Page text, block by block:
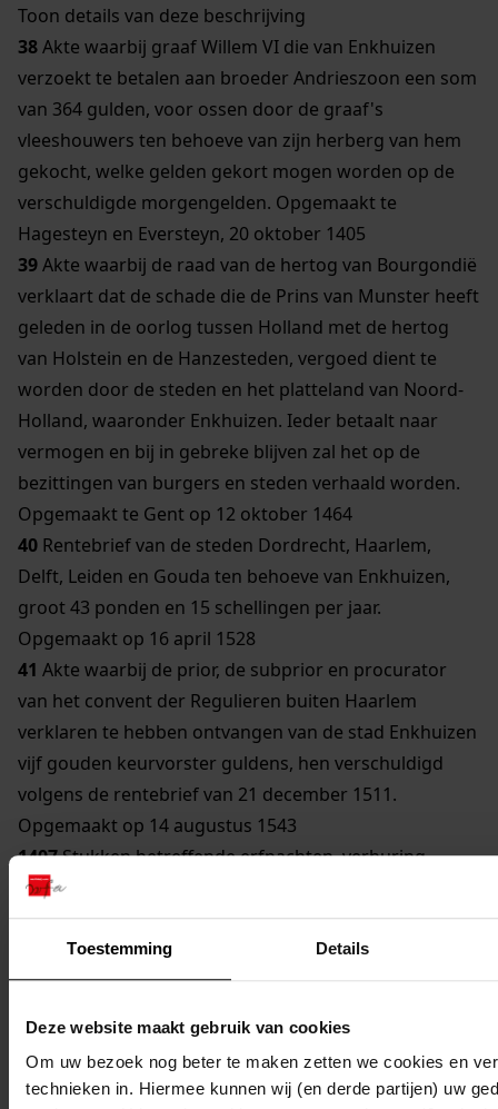
Toestemming Details
Deze website maakt gebruik van cookies
Om uw bezoek nog beter te maken zetten we cookies en
technieken in. Hiermee kunnen wij (en derde partijen) uw
Toon details van deze beschrijving
38Akte waarbij graaf Willem VI die van Enkhuizen
verzoekt te betalen aan broeder Andrieszoon een som
van 364 gulden, voor ossen door de graaf's
vleeshouwers ten behoeve van zijn herberg van hem
gekocht, welke gelden gekort mogen worden op de
verschuldigde morgengelden. Opgemaakt te
Hagesteyn en Eversteyn, 20 oktober 1405
39Akte waarbij de raad van de hertog van Bourgondië
verklaart dat de schade die de Prins van Munster heeft
geleden in de oorlog tussen Holland met de hertog
van Holstein en de Hanzesteden, vergoed dient te
worden door de steden en het platteland van Noord-
Holland, waaronder Enkhuizen. Ieder betaalt naar
vermogen en bij in gebreke blijven zal het op de
bezittingen van burgers en steden verhaald worden.
Opgemaakt te Gent op 12 oktober 1464
40 Rentebrief van de steden Dordrecht, Haarlem,
Delft, Leiden en Gouda ten behoeve van Enkhuizen,
groot 43 ponden en 15 schellingen per jaar.
Opgemaakt op 16 april 1528
41 Akte waarbij de prior, de subprior en procurator
van het convent der Regulieren buiten Haarlem
verklaren te hebben ontvangen van de stad Enkhuizen
vijf gouden keurvorster guldens, hen verschuldigd
volgens de rentebrief van 21 december 1511.
Opgemaakt op 14 augustus 1543
1407Stukken betreffende erfpachten, verhuring,
verpachting en verkoop van stedelijke eigendommen,
1545 tot 15 juli 1828
Akte waarbij de graaf van Bossu bekent op last van
de hertog van Alva te hebben ontvangen van Martin
900Ordonnanties van stadsverpachtingen van